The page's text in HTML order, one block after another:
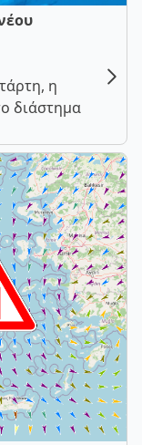
η
διάστημα